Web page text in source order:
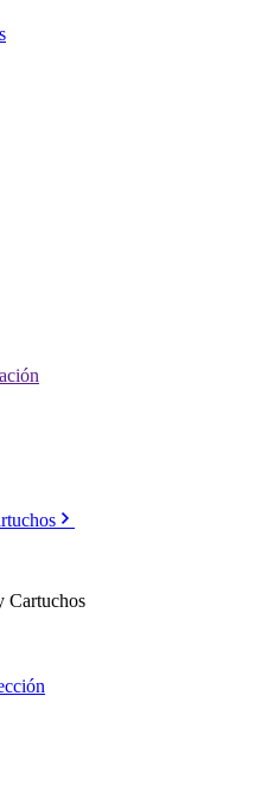
Cartuchos